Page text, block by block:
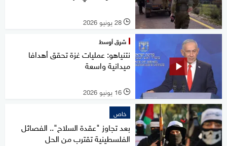
l 28 يونيو 2026
شرق أوسط
نتنياهو: عمليات غزة تحقق أهدافا
ميدانية واسعة
l 16 يونيو 2026
خاص
بعد تجاوز "عقدة السلاح".. الفصائل
الفلسطينية تقترب من الحل